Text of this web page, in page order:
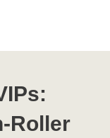
Roller